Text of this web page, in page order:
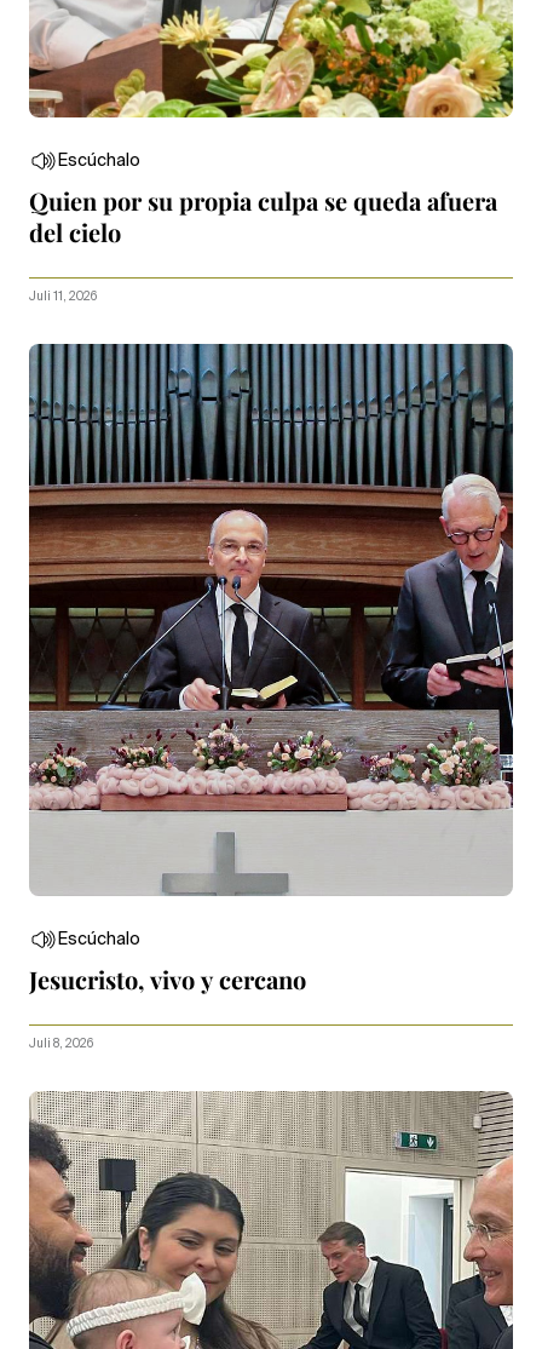
Escúchalo
Quien por su propia culpa se queda afuera
del cielo
Juli 11, 2026
Escúchalo
Jesucristo, vivo y cercano
Juli 8, 2026